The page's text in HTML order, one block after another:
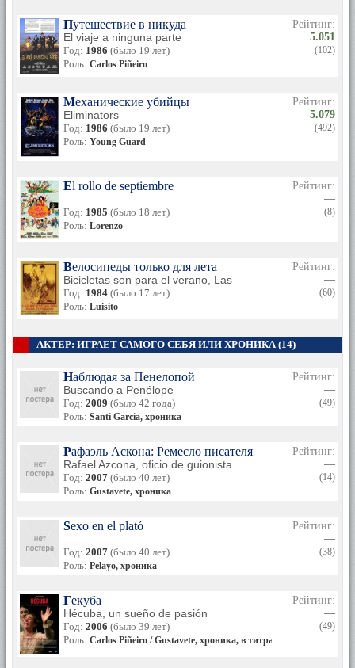
Путешествие в никуда
El viaje a ninguna parte
Год: 1986 (было 19 лет)
Роль: Carlos Piñeiro
Рейтинг:
5.051
(102)
Механические убийцы
Eliminators
Год: 1986 (было 19 лет)
Роль: Young Guard
Рейтинг:
5.079
(492)
El rollo de septiembre
Год: 1985 (было 18 лет)
Роль: Lorenzo
Рейтинг:
—
(8)
Велосипеды только для лета
Bicicletas son para el verano, Las
Год: 1984 (было 17 лет)
Роль: Luisito
Рейтинг:
—
(60)
АКТЕР: ИГРАЕТ САМОГО СЕБЯ ИЛИ ХРОНИКА (14)
Наблюдая за Пенелопой
Buscando a Penélope
Год: 2009 (было 42 года)
Роль: Santi Garcia, хроника
Рейтинг:
—
(49)
Рафаэль Аскона: Ремесло писателя
Rafael Azcona, oficio de guionista
Год: 2007 (было 40 лет)
Роль: Gustavete, хроника
Рейтинг:
—
(14)
Sexo en el plató
Год: 2007 (было 40 лет)
Роль: Pelayo, хроника
Рейтинг:
—
(38)
Гекуба
Hécuba, un sueño de pasión
Год: 2006 (было 39 лет)
Роль: Carlos Piñeiro / Gustavete, хроника, в титрах не указан
Рейтинг:
—
(49)